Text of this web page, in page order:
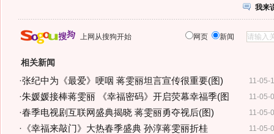
我来
上网从搜狗开始 网页 新闻
相关新闻
11-05-
·张纪中为《最爱》哽咽 蒋雯丽坦言宣传很重要(图)
11-05-
·朱媛媛接棒蒋雯丽 《幸福密码》开启荧幕幸福季(图
11-05-
·春季电视剧互联网盛典揭晓 蒋雯丽勇夺视后(图)
11-05-
· 《幸福来敲门》大热春季盛典 孙淳蒋雯丽折桂